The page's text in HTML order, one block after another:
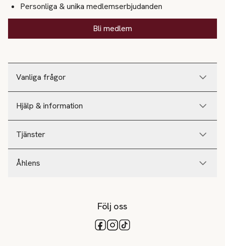
Vanliga frågor
Hjälp & information
Tjänster
Åhlens
Personliga & unika medlemserbjudanden
Bli medlem
Följ oss